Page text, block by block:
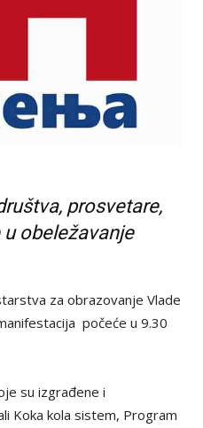
prosvetare,
obeležavanje
za obrazovanje Vlade
počeće u 9.30
su izgrađene i
Koka kola sistem, Program